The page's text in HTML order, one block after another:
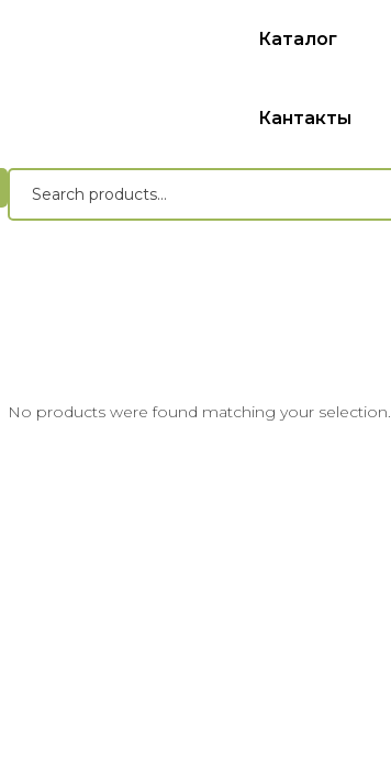
Каталог
Кантакты
No products were found matching your selection.